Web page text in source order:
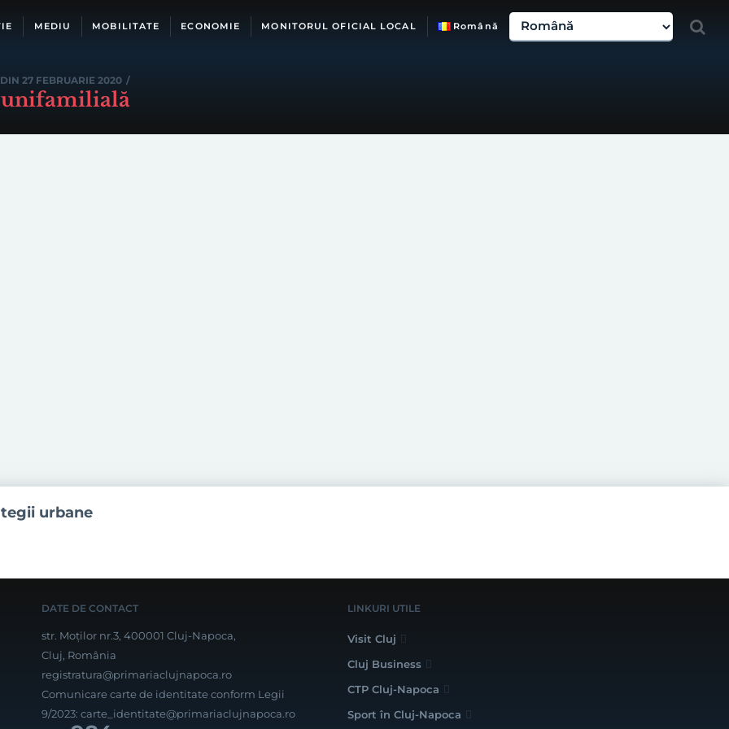
MEDIU MOBILITATE ECONOMIE MONITORUL OFICIAL LOCAL Română
27 FEBRUARIE 2020 /
unifamilială
urbane
DATE DE CONTACT
str. Moților nr.3, 400001 Cluj-Napoca,
Cluj, România
registratura@primariaclujnapoca.ro
Comunicare carte de identitate conform Legii
9/2023: carte_identitate@primariaclujnapoca.ro
LINKURI UTILE
Visit Cluj
Cluj Business
CTP Cluj-Napoca
Sport în Cluj-Napoca